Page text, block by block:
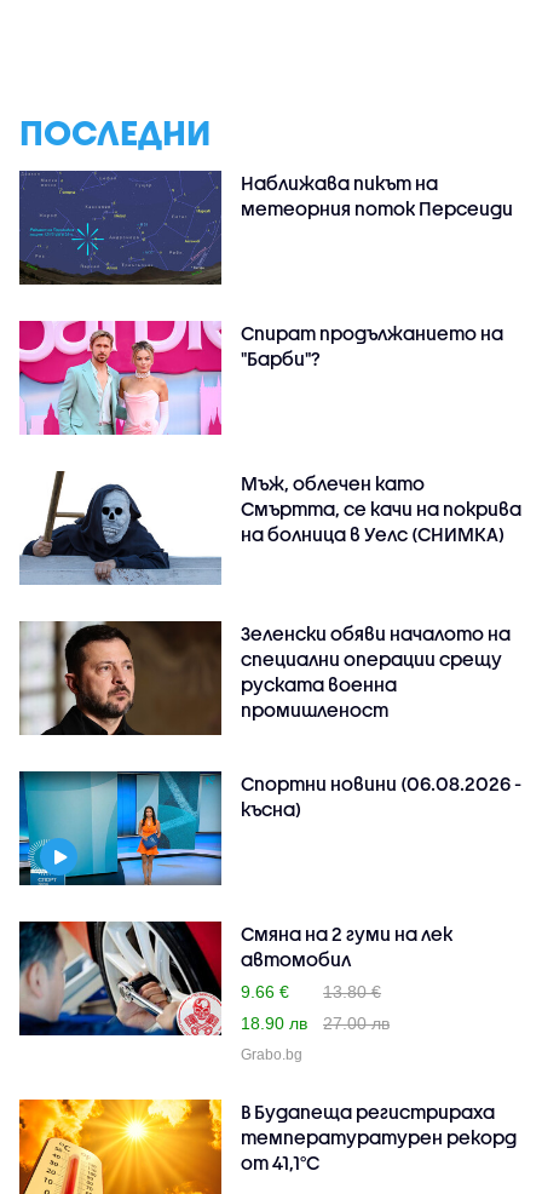
ПОСЛЕДНИ
Наближава пикът на
метеорния поток Персеиди
Спират продължанието на
"Барби"?
Мъж, облечен като
Смъртта, се качи на покрива
на болница в Уелс (СНИМКА)
Зеленски обяви началото на
специални операции срещу
руската военна
промишленост
Спортни новини (06.08.2026 -
късна)
Смяна на 2 гуми на лек
автомобил
9.66 €
13.80 €
18.90 лв
27.00 лв
Grabo.bg
В Будапеща регистрираха
температуратурен рекорд
от 41,1°C